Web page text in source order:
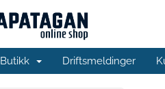
Butikk Driftsmeldinger